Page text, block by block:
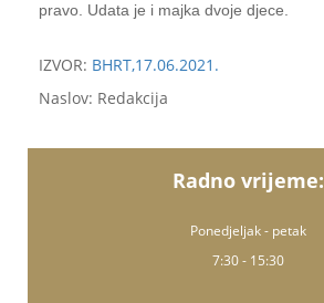
pravo. Udata je i majka dvoje djece.
IZVOR: BHRT,17.06.2021.
Naslov: Redakcija
Radno vrijeme:
Ponedjeljak - petak
7:30 - 15:30